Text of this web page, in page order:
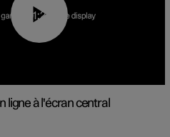
01:29
ligne à l'écran central